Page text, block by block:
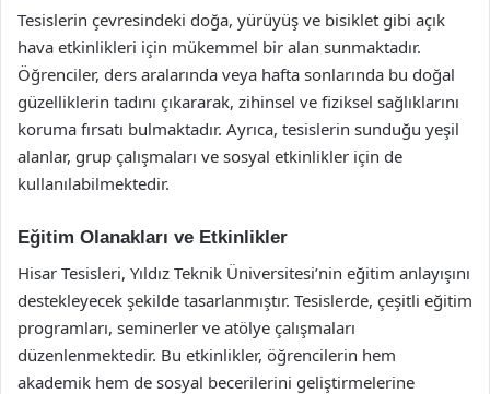
Tesislerin çevresindeki doğa, yürüyüş ve bisiklet gibi açık
hava etkinlikleri için mükemmel bir alan sunmaktadır.
Öğrenciler, ders aralarında veya hafta sonlarında bu doğal
güzelliklerin tadını çıkararak, zihinsel ve fiziksel sağlıklarını
koruma fırsatı bulmaktadır. Ayrıca, tesislerin sunduğu yeşil
alanlar, grup çalışmaları ve sosyal etkinlikler için de
kullanılabilmektedir.
Eğitim Olanakları ve Etkinlikler
Hisar Tesisleri, Yıldız Teknik Üniversitesi’nin eğitim anlayışını
destekleyecek şekilde tasarlanmıştır. Tesislerde, çeşitli eğitim
programları, seminerler ve atölye çalışmaları
düzenlenmektedir. Bu etkinlikler, öğrencilerin hem
akademik hem de sosyal becerilerini geliştirmelerine